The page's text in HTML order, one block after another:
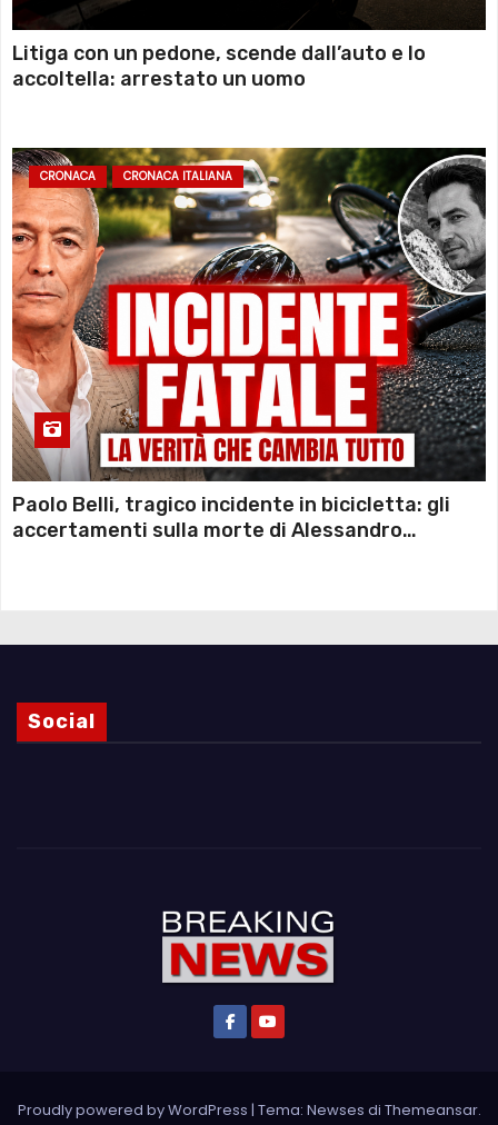
Litiga con un pedone, scende dall’auto e lo
accoltella: arrestato un uomo
CRONACA CRONACA ITALIANA
Paolo Belli, tragico incidente in bicicletta: gli
accertamenti sulla morte di Alessandro
Social
Proudly powered by WordPress | Tema: Newses di Themeansar.